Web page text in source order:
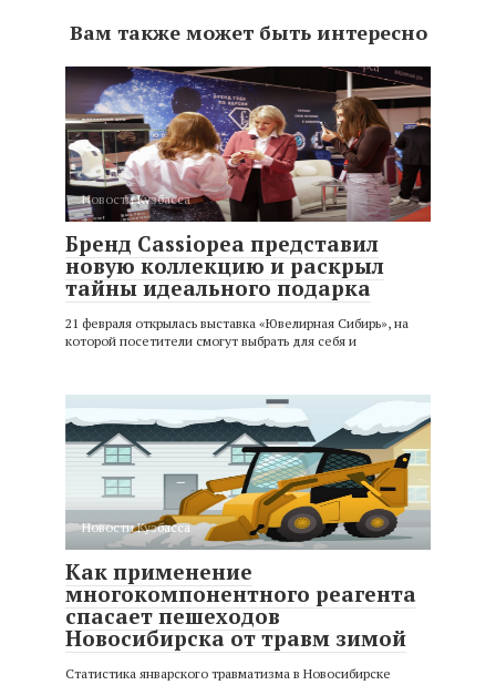
Вам также может быть интересно
Новости Кузбасса
Бренд Cassiopea представил
новую коллекцию и раскрыл
тайны идеального подарка
21 февраля открылась выставка «Ювелирная Сибирь», на
которой посетители смогут выбрать для себя и
Новости Кузбасса
Как применение
многокомпонентного реагента
спасает пешеходов
Новосибирска от травм зимой
Статистика январского травматизма в Новосибирске